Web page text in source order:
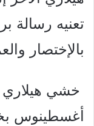
تعنيه رسالة
بالإختصار
خشي هيلاري
أغسطينوس